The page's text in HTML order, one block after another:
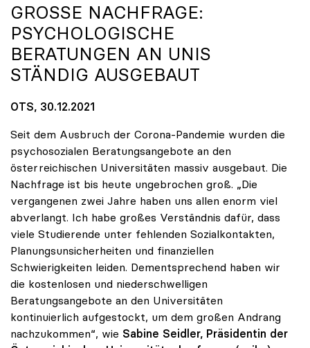
GROSSE NACHFRAGE: P
SYCHOLOGISCHE B
ERATUNGEN AN UNIS S
TÄNDIG AUSGEBAUT
OTS, 30.12.2021
Seit dem Ausbruch der Corona-Pandemie wurden die
psychosozialen Beratungsangebote an den
österreichischen Universitäten massiv ausgebaut. Die
Nachfrage ist bis heute ungebrochen groß. „Die
vergangenen zwei Jahre haben uns allen enorm viel
abverlangt. Ich habe großes Verständnis dafür, dass
viele Studierende unter fehlenden Sozialkontakten,
Planungsunsicherheiten und finanziellen
Schwierigkeiten leiden. Dementsprechend haben wir
die kostenlosen und niederschwelligen
Beratungsangebote an den Universitäten
kontinuierlich aufgestockt, um dem großen Andrang
nachzukommen“, wie Sabine Seidler, Präsidentin der